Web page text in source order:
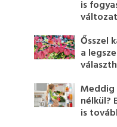
is
változat
Ősszel
a
nélkül?
is